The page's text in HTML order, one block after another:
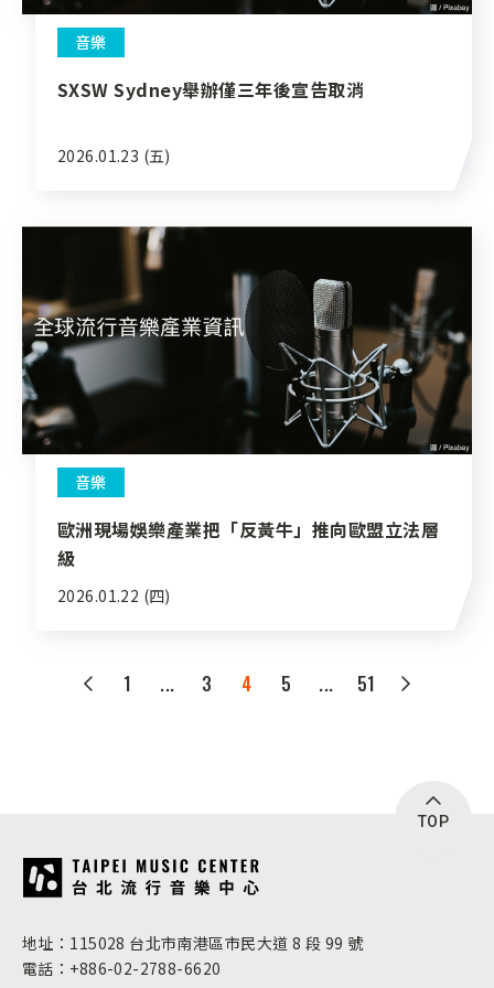
音樂
SXSW Sydney舉辦僅三年後宣告取消
2026.01.23 (五)
音樂
歐洲現場娛樂產業把「反黃牛」推向歐盟立法層
級
2026.01.22 (四)
1 ... 3 4 5 ... 51
TOP
:::
地址：115028 台北市南港區市民大道 8 段 99 號
電話：+886-02-2788-6620